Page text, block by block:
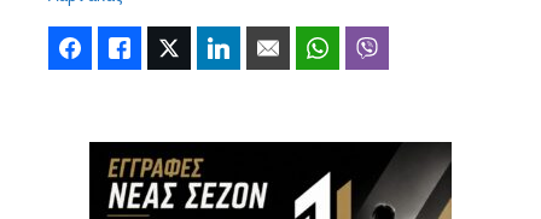
FacebookLike Twitter LinkedIn Email WhatsApp